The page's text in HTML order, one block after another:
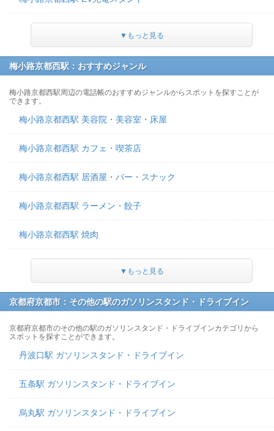
▼もっと見る
梅小路京都西駅：おすすめジャンル
梅小路京都西駅周辺の電話帳のおすすめジャンルからスポットを探すことが
できます。
梅小路京都西駅 美容院・美容室・床屋
梅小路京都西駅 カフェ・喫茶店
梅小路京都西駅 居酒屋・バー・スナック
梅小路京都西駅 ラーメン・餃子
梅小路京都西駅 焼肉
▼もっと見る
京都府京都市：その他の駅のガソリンスタンド・ドライブイン
京都府京都市のその他の駅のガソリンスタンド・ドライブインカテゴリから
スポットを探すことができます。
丹波口駅 ガソリンスタンド・ドライブイン
五条駅 ガソリンスタンド・ドライブイン
烏丸駅 ガソリンスタンド・ドライブイン